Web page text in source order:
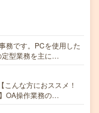
務です。PCを使用した
定型業務を主に…
んな方におススメ！
OA操作業務の…